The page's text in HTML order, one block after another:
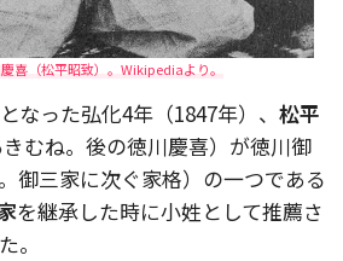
喜（松平昭致）。Wikipediaより。
なった弘化4年（1847年）、 松平
きむね。後の徳川慶喜）が徳川御
御三家に次ぐ家格）の一つである
を継承した時に小姓として推薦さ
。